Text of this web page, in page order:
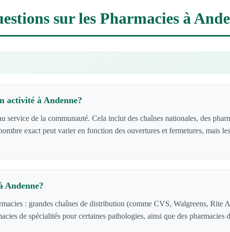
sur les Pharmacies à
activité à Andenne?
service de la communauté. Cela inclut des chaînes nationales, des
exact peut varier en fonction des ouvertures et fermetures, mais
Andenne?
: grandes chaînes de distribution (comme CVS, Walgreens, Rite
de spécialités pour certaines pathologies, ainsi que des